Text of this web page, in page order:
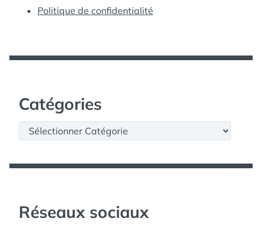
Politique de confidentialité
Catégories
Catégories
Réseaux sociaux